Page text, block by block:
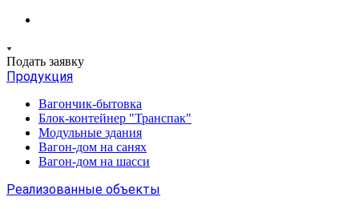
Подать заявку
Продукция
Вагончик-бытовка
Блок-контейнер "Транспак"
Модульные здания
Вагон-дом на санях
Вагон-дом на шасси
Реализованные объекты